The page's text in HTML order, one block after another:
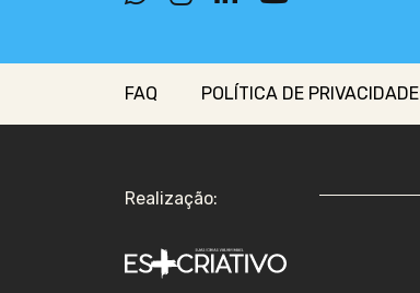
FAQ POLÍTICA DE PRIVACIDADE
Realização: